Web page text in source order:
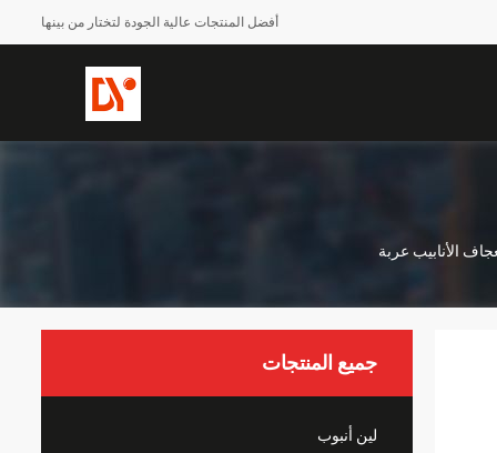
أفضل المنتجات عالية الجودة لتختار من بينها
الأنابيب عربة
جميع المنتجات
لين أنبوب